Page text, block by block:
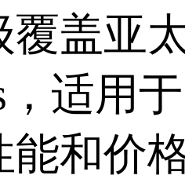
覆盖亚
，适用
能和价